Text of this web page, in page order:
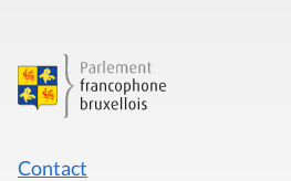
Contact